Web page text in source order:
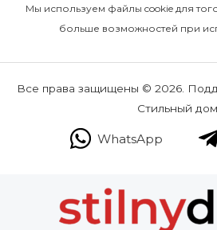
Мы используем файлы cookie для
больше возможностей при
Все права защищены © 2026.
Стильный
WhatsApp